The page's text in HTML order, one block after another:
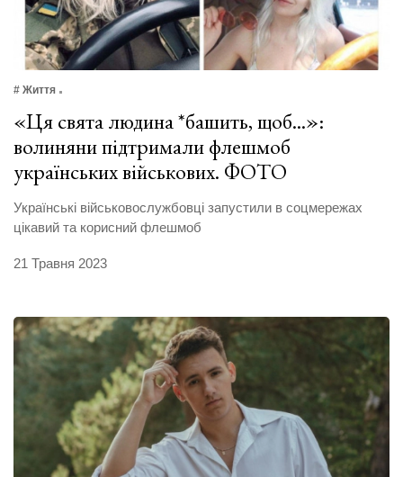
# Життя
«Ця свята людина *башить, щоб...»:
волиняни підтримали флешмоб
українських військових. ФОТО
Українські військовослужбовці запустили в соцмережах
цікавий та корисний флешмоб
21 Травня 2023